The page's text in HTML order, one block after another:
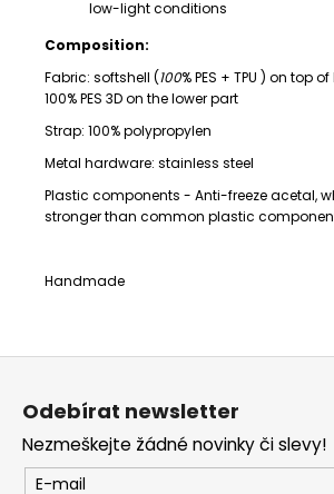
low-light conditions
Composition:
Fabric: softshell (100% PES + TPU ) on top
100% PES 3D on the lower part
Strap: 100% polypropylen
Metal hardware: stainless steel
Plastic components - Anti-freeze acetal,
stronger than common plastic
Handmade
Odebírat newsletter
Nezmeškejte žádné novinky či slevy!
E-mail